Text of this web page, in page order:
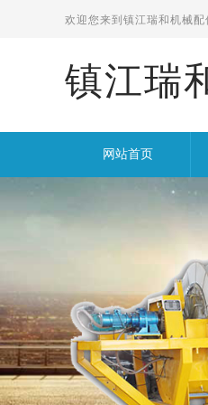
欢迎您来到 镇江瑞和机械配
镇江瑞
网站首页